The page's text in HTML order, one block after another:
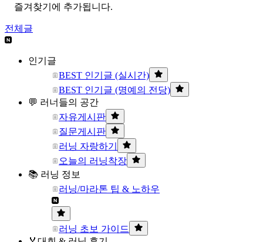
즐겨찾기에 추가됩니다.
전체글
인기글
BEST 인기글 (실시간)
BEST 인기글 (명예의 전당)
💬 러너들의 공간
자유게시판
질문게시판
러닝 자랑하기
오늘의 러닝착장
📚 러닝 정보
러닝/마라톤 팁 & 노하우
러닝 초보 가이드